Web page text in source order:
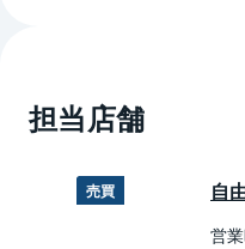
担当店舗
売買 自
営